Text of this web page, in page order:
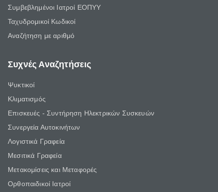
Συμβεβλημένοι Ιατροί ΕΟΠΥΥ
Ταχυδρομικοί Κωδικοί
Αναζήτηση με αριθμό
Συχνές Αναζητήσεις
Ψυκτικοί
Κλιματισμός
Επισκευές - Συντήρηση Ηλεκτρικών Συσκευών
Συνεργεία Αυτοκινήτων
Λογιστικά Γραφεία
Μεσιτικά Γραφεία
Μετακομίσεις και Μεταφορές
Ορθοπαιδικοί Ιατροί